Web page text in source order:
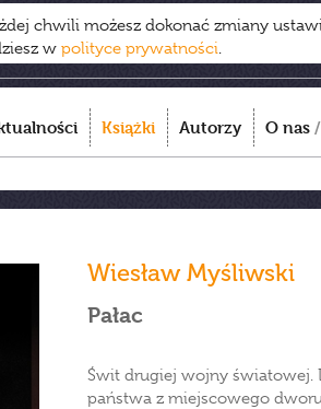
chwili możesz dokonać zmiany
w polityce prywatności.
Książki Autorzy O nas /
Wiesław Myśliwski
Pałac
Świt drugiej wojny światowej.
państwa z miejscowego